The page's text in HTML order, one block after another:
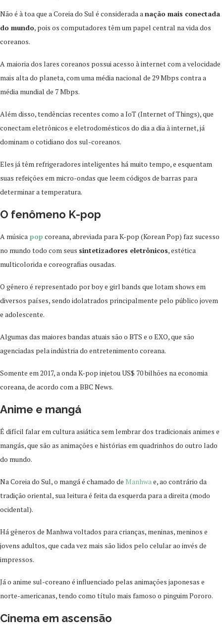
Não é à toa que a Coreia do Sul é considerada anação mais conectada
do mundo, pois os computadores têm um papel central na vida dos
coreanos.
A maioria dos lares coreanos possui acesso à internet com a velocidade
mais alta do planeta, com uma média nacional de 29 Mbps contra a
média mundial de 7 Mbps.
Além disso, tendências recentes como a IoT (Internet of Things), que
conectam eletrônicos e eletrodomésticos do dia a dia à internet, já
dominam o cotidiano dos sul-coreanos.
Eles já têm refrigeradores inteligentes há muito tempo, e esquentam
suas refeições em micro-ondas que leem códigos de barras para
determinar a temperatura.
O fenômeno K-pop
A música pop coreana, abreviada para K-pop (Korean Pop) faz sucesso
no mundo todo com seus sintetizadores eletrônicos, estética
multicolorida e coreografias ousadas.
O gênero é representado por boy e girl bands que lotam shows em
diversos países, sendo idolatrados principalmente pelo público jovem
e adolescente.
Algumas das maiores bandas atuais são o BTS e o EXO, que são
agenciadas pela indústria do entretenimento coreana.
Somente em 2017, a onda K-pop injetou US$ 70 bilhões na economia
coreana, de acordo com a BBC News.
Anime e mangá
É difícil falar em cultura asiática sem lembrar dos tradicionais animes e
mangás, que são as animações e histórias em quadrinhos do outro lado
do mundo.
Na Coreia do Sul, o mangá é chamado de Manhwae, ao contrário da
tradição oriental, sua leitura é feita da esquerda para a direita (modo
ocidental).
Há gêneros de Manhwa voltados para crianças, meninas, meninos e
jovens adultos, que cada vez mais são lidos pelo celular ao invés de
impressos.
Já o anime sul-coreano é influenciado pelas animações japonesas e
norte-americanas, tendo como título mais famoso o pinguim Pororo.
Cinema em ascensão